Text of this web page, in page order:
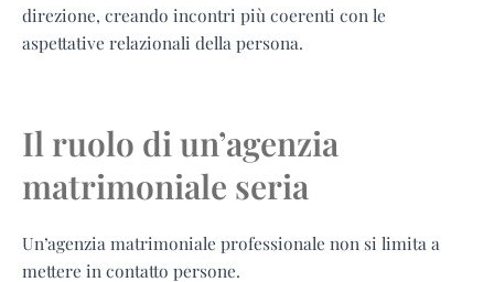
direzione, creando incontri più coerenti con le
aspettative relazionali della persona.
Il ruolo di un’agenzia
matrimoniale seria
Un’agenzia matrimoniale professionale non si limita a
mettere in contatto persone.